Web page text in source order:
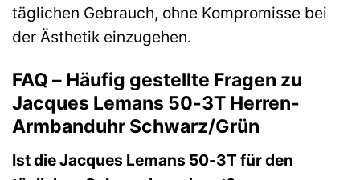
täglichen Gebrauch, ohne Kompromisse bei
der Ästhetik einzugehen.
FAQ – Häufig gestellte Fragen zu
Jacques Lemans 50-3T Herren-
Armbanduhr Schwarz/Grün
Ist die Jacques Lemans 50-3T für den